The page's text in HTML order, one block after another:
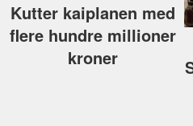
Kutter kaiplanen med
flere hundre millioner
kroner